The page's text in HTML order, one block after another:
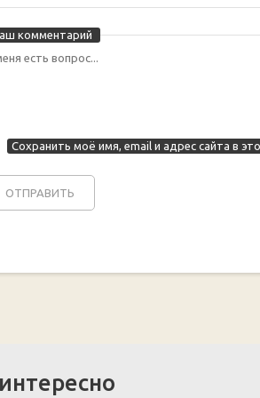
комментарий
Сохранить моё имя, email и адрес сайта в